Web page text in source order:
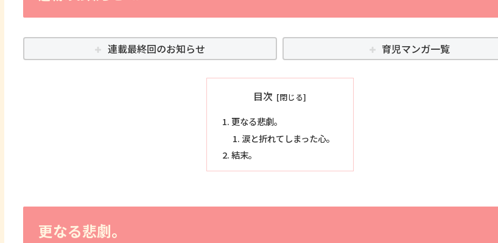
連載最終回のお知らせ 育児マンガ一覧
目次
更なる悲劇。
涙と折れてしまった心。
結末。
更なる悲劇。